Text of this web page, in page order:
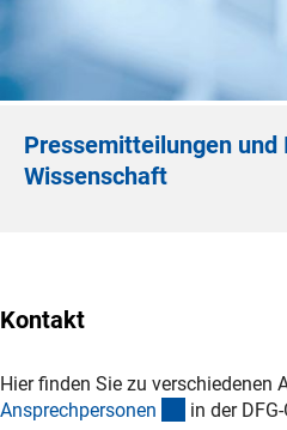
Pressemitteilungen
Wissenschaft
Kontakt
Hier finden Sie zu verschiedenen
Ansprechpersonen (interner
in der